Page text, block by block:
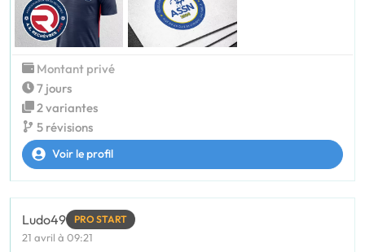
Montant privé
7 jours
2 variantes
5 révisions
Voir le profil
Ludo49 PRO START
21 avril à 09:21